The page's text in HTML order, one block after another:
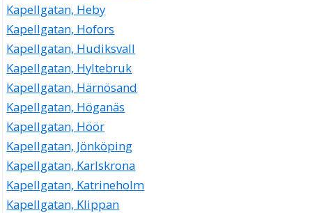
Kapellgatan, Heby
Kapellgatan, Hofors
Kapellgatan, Hudiksvall
Kapellgatan, Hyltebruk
Kapellgatan, Härnösand
Kapellgatan, Höganäs
Kapellgatan, Höör
Kapellgatan, Jönköping
Kapellgatan, Karlskrona
Kapellgatan, Katrineholm
Kapellgatan, Klippan